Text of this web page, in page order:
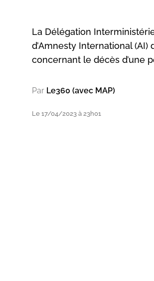
La Délégation
d’Amnesty International
concernant le décès d’une
Par Le360 (avec MAP)
Le 17/04/2023 à 23h01